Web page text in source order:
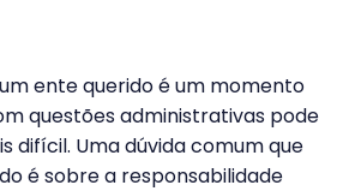
ente querido é um momento
questões administrativas pode
difícil. Uma dúvida comum que
é sobre a responsabilidade